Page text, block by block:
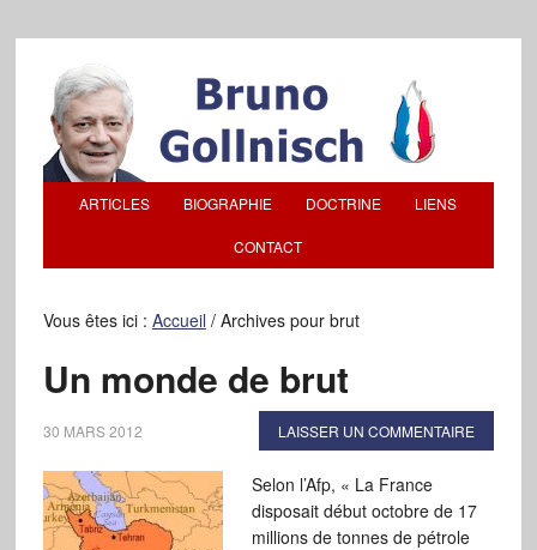
ARTICLES BIOGRAPHIE DOCTRINE LIENS
CONTACT
Vous êtes ici : Accueil /Archives pour brut
Un monde de brut
30 MARS 2012 LAISSER UN COMMENTAIRE
Selon l’Afp, « La France
disposait début octobre de 17
millions de tonnes de pétrole